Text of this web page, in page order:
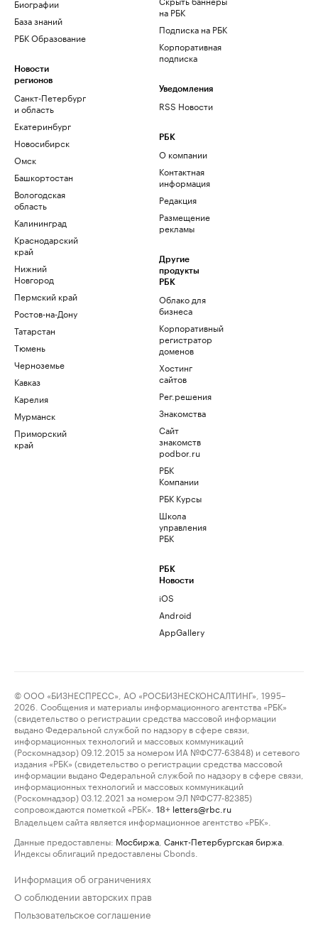
Биографии
База знаний
РБК Образование
Новости
регионов
Санкт-Петербург
и область
Екатеринбург
Новосибирск
Омск
Башкортостан
Вологодская
область
Калининград
Краснодарский
край
Нижний
Новгород
Пермский край
Ростов-на-Дону
Татарстан
Тюмень
Черноземье
Кавказ
Карелия
Мурманск
Приморский
край
на РБК
Подписка на РБК
Корпоративная
подписка
Уведомления
RSS Новости
РБК
О компании
Контактная
информация
Редакция
Размещение
рекламы
Другие
продукты
РБК
Облако для
бизнеса
Корпоративный
регистратор
доменов
Хостинг
сайтов
Рег.решения
Знакомства
Сайт
знакомств
podbor.ru
РБК
Компании
РБК Курсы
Школа
управления
РБК
РБК
Новости
iOS
Android
AppGallery
© ООО «БИЗНЕСПРЕСС», АО «РОСБИЗНЕСКОНСАЛТИНГ», 1995–
2026. Сообщения и материалы информационного агентства «РБК»
(свидетельство о регистрации средства массовой информации
выдано Федеральной службой по надзору в сфере связи,
информационных технологий и массовых коммуникаций
(Роскомнадзор) 09.12.2015 за номером ИА №ФС77-63848) и сетевого
издания «РБК» (свидетельство о регистрации средства массовой
информации выдано Федеральной службой по надзору в сфере связи,
информационных технологий и массовых коммуникаций
(Роскомнадзор) 03.12.2021 за номером ЭЛ №ФС77-82385)
сопровождаются пометкой «РБК».
18+ letters@rbc.ru
Владельцем сайта является информационное агентство «РБК».
Данные предоставлены: Мосбиржа Санкт-Петербургская биржа
Индексы облигаций предоставлены Cbonds.
Информация об ограничениях
О соблюдении авторских прав
Пользовательское соглашение